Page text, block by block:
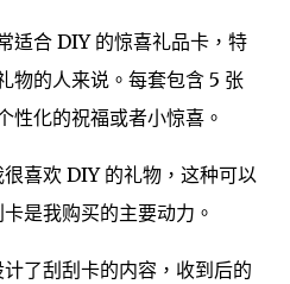
适合 DIY 的惊喜礼品卡，特
物的人来说。每套包含 5 张
性化的祝福或者小惊喜。
很喜欢 DIY 的礼物，这种可以
是我购买的主要动力。
了刮刮卡的内容，收到后的